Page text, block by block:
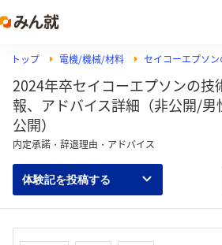
トップ 電機/機械/材料 セイコーエプソ
2024年卒セイコーエプソンの技
報、アドバイス詳細（非公開/
公開）
内定承諾・辞退理由・アドバイス
体験記を投稿する